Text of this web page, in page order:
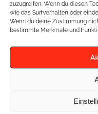
zuzugreifen. Wenn du diesen
wie das Surfverhalten oder
Wenn du deine Zustimmung
bestimmte Merkmale und
RELATED